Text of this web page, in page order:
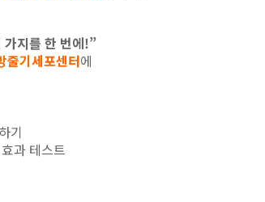
가지를 한 번에!”
줄기세포센터에
기
과 테스트